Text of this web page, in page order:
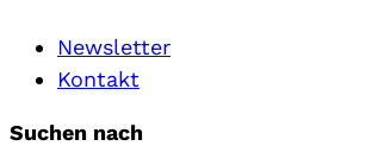
Newsletter
Kontakt
Suchen nach